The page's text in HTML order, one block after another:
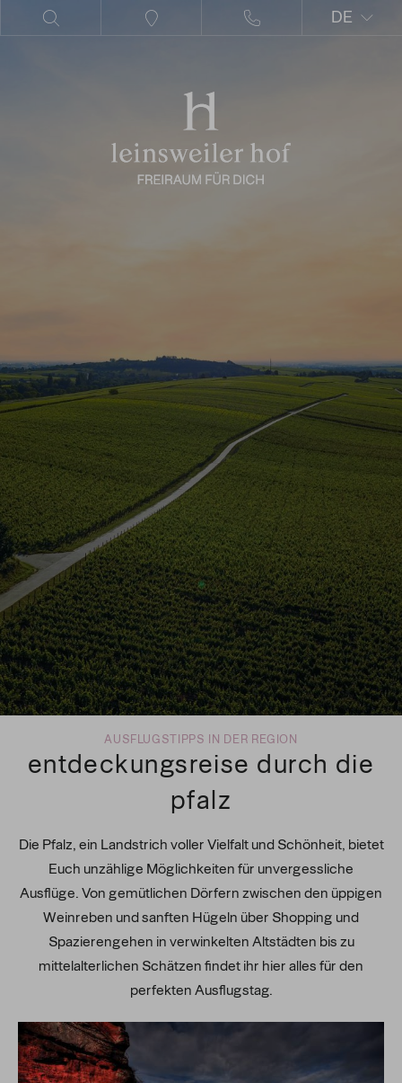
DE
AUSFLUGSTIPPS IN DER REGION
entdeckungsreise durch die
pfalz
Die Pfalz, ein Landstrich voller Vielfalt und Schönheit, bietet
Euch unzählige Möglichkeiten für unvergessliche
Ausflüge. Von gemütlichen Dörfern zwischen den üppigen
Weinreben und sanften Hügeln über Shopping und
Spazierengehen in verwinkelten Altstädten bis zu
mittelalterlichen Schätzen findet ihr hier alles für den
perfekten Ausflugstag.